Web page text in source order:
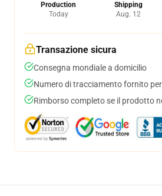
Production
Today
Shipping
Aug. 12
Transazione sicura
Consegna mondiale a domicilio
Numero di tracciamento fornito
Rimborso completo se il prodotto